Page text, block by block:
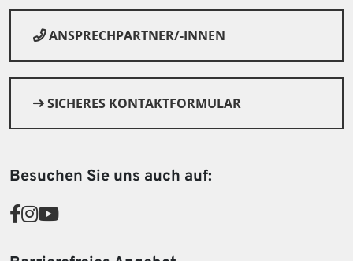
© Canva
ANSPRECHPARTNER/-INNEN
SICHERES KONTAKTFORMULAR
Besuchen Sie uns auch auf: